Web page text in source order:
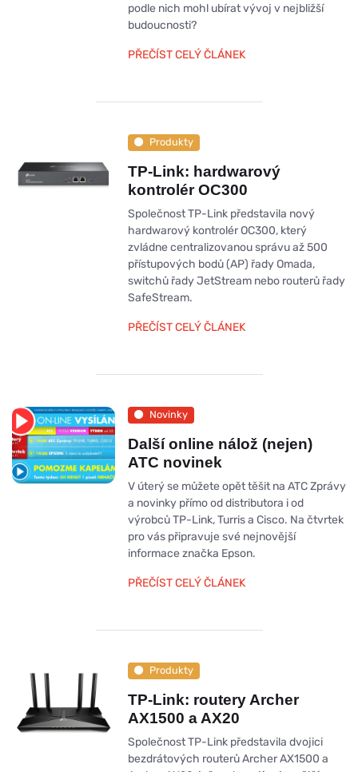
podle nich mohl ubírat vývoj v nejbližší
budoucnosti?
PŘEČÍST CELÝ ČLÁNEK
Produkty
TP-Link: hardwarový
kontrolér OC300
Společnost TP-Link představila nový
hardwarový kontrolér OC300, který
zvládne centralizovanou správu až 500
přístupových bodů (AP) řady Omada,
switchů řady JetStream nebo routerů řady
SafeStream.
PŘEČÍST CELÝ ČLÁNEK
Novinky
Další online nálož (nejen)
ATC novinek
V úterý se můžete opět těšit na ATC Zprávy
a novinky přímo od distributora i od
výrobců TP-Link, Turris a Cisco. Na čtvrtek
pro vás připravuje své nejnovější
informace značka Epson.
PŘEČÍST CELÝ ČLÁNEK
Produkty
TP-Link: routery Archer
AX1500 a AX20
Společnost TP-Link představila dvojici
bezdrátových routerů Archer AX1500 a